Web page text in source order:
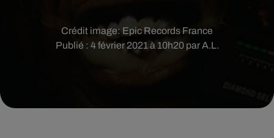
Publié : 4 février 2021 à 10h20 par A.L.
Crédit image: Epic Records France